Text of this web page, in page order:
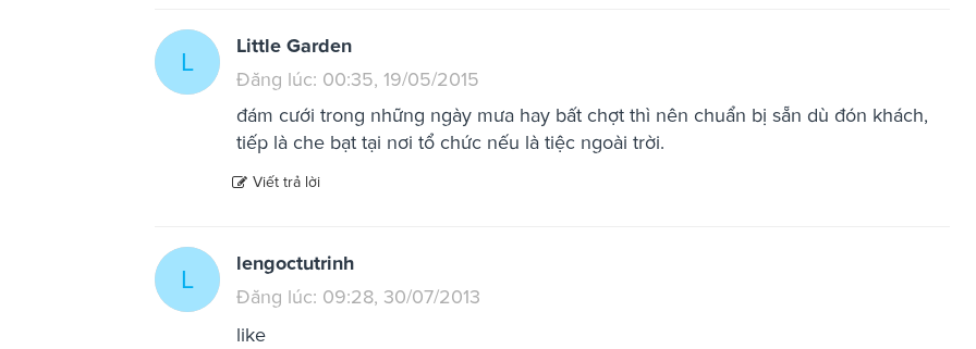
L
Little Garden
Đăng lúc: 00:35, 19/05/2015
đám cưới trong những ngày mưa hay bất chợt thì nên chuẩn bị sẵn dù đón khách,
tiếp là che bạt tại nơi tổ chức nếu là tiệc ngoài trời.
Viết trả lời
L
lengoctutrinh
Đăng lúc: 09:28, 30/07/2013
like